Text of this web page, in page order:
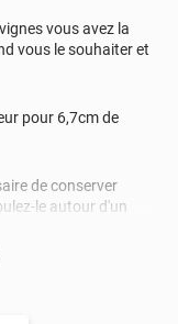
vous avez la
vous le souhaiter et
pour 6,7cm de
de conserver
le autour d'un
et un peu de